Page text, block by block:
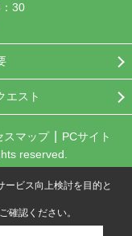
30
エスト
スマップ
PCサイト
reserved.
ービス向上検討を目的と
確認ください。